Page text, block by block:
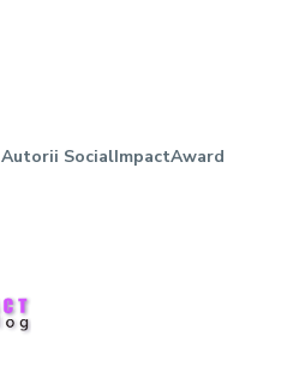
Autorii SocialImpactAward